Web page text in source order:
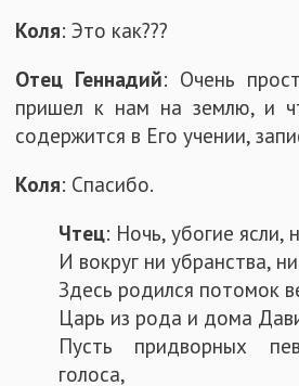
Коля: Это как???
Отец Геннадий: Очень
пришел к нам на землю, и
содержится в Его учении,
Коля: Спасибо.
Чтец: Ночь, убогие ясли,
И вокруг ни убранства,
Здесь родился потомок
Царь из рода и дома
Пусть придворных
голоса,